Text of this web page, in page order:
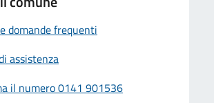
domande frequenti
assistenza
il numero 0141 901536